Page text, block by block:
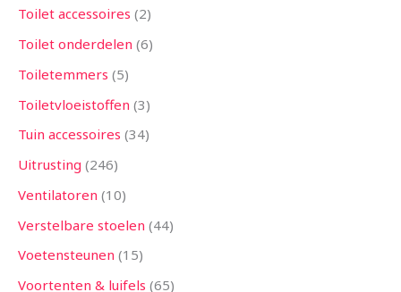
Toilet accessoires 2
Toilet onderdelen 6
Toiletemmers 5
Toiletvloeistoffen 3
Tuin accessoires 34
Uitrusting 246
Ventilatoren 10
Verstelbare stoelen 44
Voetensteunen 15
Voortenten & luifels 65